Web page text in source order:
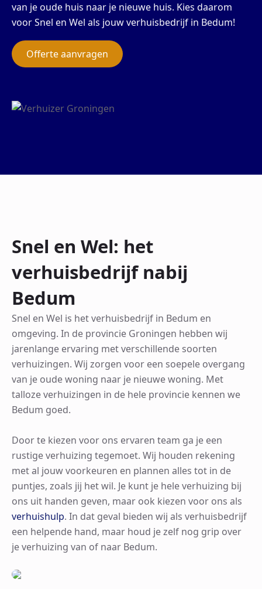
van je oude huis naar je nieuwe huis. Kies daarom
voor Snel en Wel als jouw verhuisbedrijf in Bedum!
Offerte aanvragen
Snel en Wel: het
verhuisbedrijf nabij
Bedum
Snel en Wel is het verhuisbedrijf in Bedum en
omgeving. In de provincie Groningen hebben wij
jarenlange ervaring met verschillende soorten
verhuizingen. Wij zorgen voor een soepele overgang
van je oude woning naar je nieuwe woning. Met
talloze verhuizingen in de hele provincie kennen we
Bedum goed.
Door te kiezen voor ons ervaren team ga je een
rustige verhuizing tegemoet. Wij houden rekening
met al jouw voorkeuren en plannen alles tot in de
puntjes, zoals jij het wil. Je kunt je hele verhuizing bij
ons uit handen geven, maar ook kiezen voor ons als
verhuishulp. In dat geval bieden wij als verhuisbedrijf
een helpende hand, maar houd je zelf nog grip over
je verhuizing van of naar Bedum.